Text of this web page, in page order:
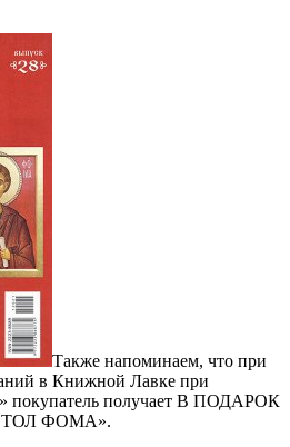
Также напоминаем, что при
в Книжной Лавке при
покупатель получает В ПОДАРОК
ФОМА».